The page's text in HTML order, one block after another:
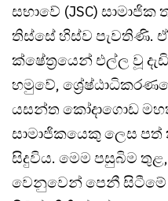
සභාවේ (JSC)
තිස්සේ හිස්ව පැවතිණි.
ක්ෂේත්‍රයෙන් එල්ල වූ
හමුවේ,
යසන්ත කෝදාගොඩ
සාමාජිකයෙකු ලෙස පත්
සිදුවිය. මෙම පසුබිම
වෙනුවෙන් පෙනී සිටීමේ